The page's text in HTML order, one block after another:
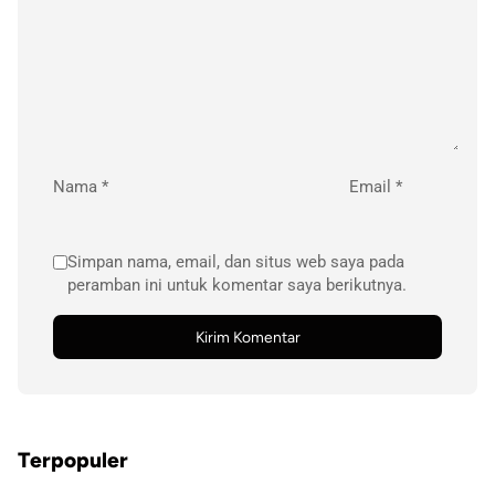
Nama * Email *
Simpan nama, email, dan situs web saya pada
peramban ini untuk komentar saya berikutnya.
Terpopuler